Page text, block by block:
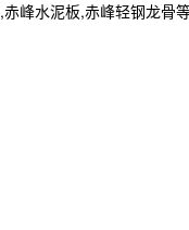
,赤峰水泥板,赤峰轻钢龙骨